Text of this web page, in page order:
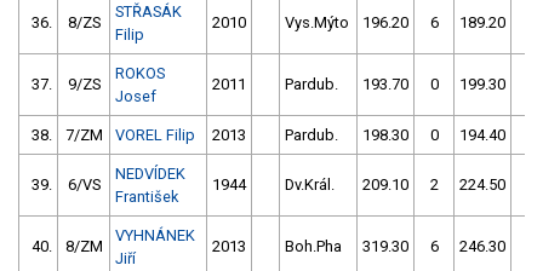
36. 8/ZS
STŘASÁK
Filip
2010 Vys.Mýto 196.20 6 189.20
37. 9/ZS
ROKOS
Josef
2011 Pardub. 193.70 0 199.30
38. 7/ZM VOREL Filip 2013 Pardub. 198.30 0 194.40
39. 6/VS
NEDVÍDEK
František
1944 Dv.Král. 209.10 2 224.50
40. 8/ZM
VYHNÁNEK
Jiří
2013 Boh.Pha 319.30 6 246.30